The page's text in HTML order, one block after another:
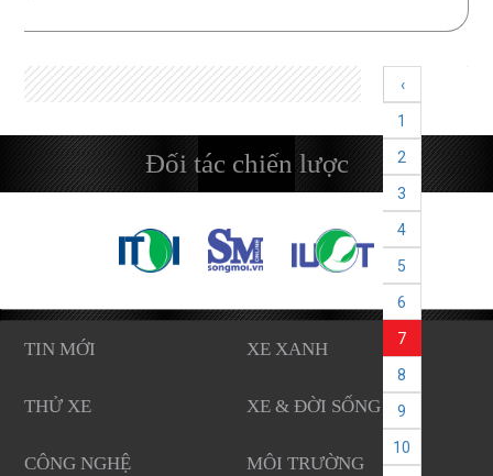
‹
1
2
3
4
5
6
7
8
9
10
Đối tác chiến lược
TIN MỚI XE XANH
THỬ XE XE & ĐỜI SỐNG
CÔNG NGHỆ MÔI TRƯỜNG